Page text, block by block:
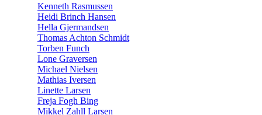
Kenneth Rasmussen
Heidi Brinch Hansen
Hella Gjermandsen
Thomas Achton Schmidt
Torben Funch
Lone Graversen
Michael Nielsen
Mathias Iversen
Linette Larsen
Freja Fogh Bing
Mikkel Zahll Larsen